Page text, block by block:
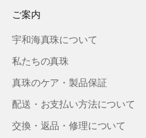
ご案内
宇和海真珠について
私たちの真珠
真珠のケア・製品保証
配送・お支払い方法について
交換・返品・修理について